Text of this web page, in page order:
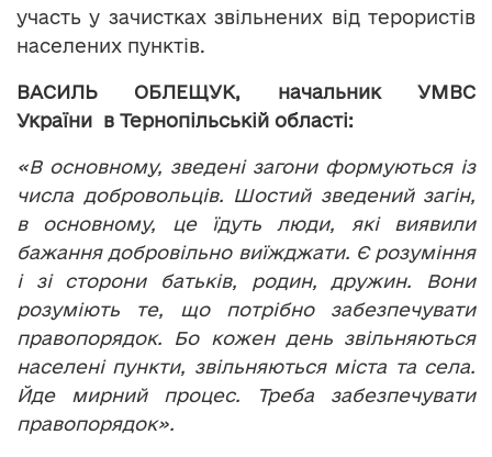
участь у зачистках звільнених від терористів
населених пунктів.
ВАСИЛЬ ОБЛЕЩУК, начальник УМВС
України в Тернопільській області:
«В основному, зведені загони формуються із
числа добровольців. Шостий зведений загін,
в основному, це їдуть люди, які виявили
бажання добровільно виїжджати. Є розуміння
і зі сторони батьків, родин, дружин. Вони
розуміють те, що потрібно забезпечувати
правопорядок. Бо кожен день звільняються
населені пункти, звільняються міста та села.
Йде мирний процес. Треба забезпечувати
правопорядок».